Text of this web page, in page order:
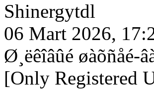
Shinergytdl
06 Mart 2026,
Ø¸ëêîâûé øàõñåé-
[Only Registered